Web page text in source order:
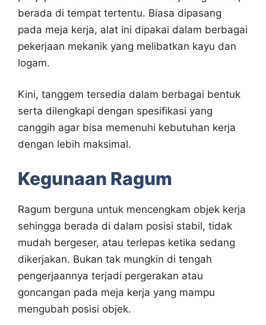
berada di tempat tertentu. Biasa dipasang
pada meja kerja, alat ini dipakai dalam berbagai
pekerjaan mekanik yang melibatkan kayu dan
logam.
Kini, tanggem tersedia dalam berbagai bentuk
serta dilengkapi dengan spesifikasi yang
canggih agar bisa memenuhi kebutuhan kerja
dengan lebih maksimal.
Kegunaan Ragum
Ragum berguna untuk mencengkam objek kerja
sehingga berada di dalam posisi stabil, tidak
mudah bergeser, atau terlepas ketika sedang
dikerjakan. Bukan tak mungkin di tengah
pengerjaannya terjadi pergerakan atau
goncangan pada meja kerja yang mampu
mengubah posisi objek.